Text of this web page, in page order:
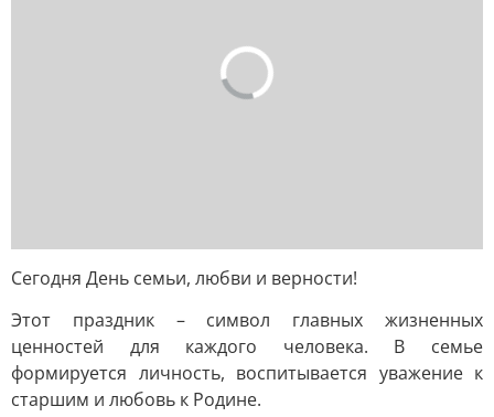
Сегодня День семьи, любви и верности!
Этот праздник – символ главных жизненных
ценностей для каждого человека. В семье
формируется личность, воспитывается уважение к
старшим и любовь к Родине.